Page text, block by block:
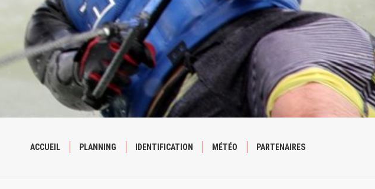
ACCUEIL PLANNING IDENTIFICATION MÉTÉO PARTENAIRES